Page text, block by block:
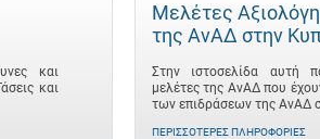
και
και
Μελέτες
της ΑνΑΔ στην
Στην ιστοσελίδα αυτή
μελέτες της ΑνΑΔ που
των επιδράσεων της ΑνΑΔ
ΠΕΡΙΣΣΌΤΕΡΕΣ ΠΛΗΡΟΦΟΡΊΕΣ